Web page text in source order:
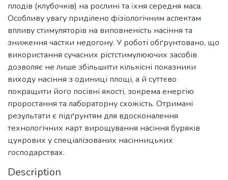
плодів (клубочків) на рослині та їхня середня маса.
Особливу увагу приділено фізіологічним аспектам
впливу стимуляторів на виповненість насіння та
зниження частки недогону. У роботі обґрунтовано, що
використання сучасних рістстимулюючих засобів
дозволяє не лише збільшити кількісні показники
виходу насіння з одиниці площі, а й суттєво
покращити його посівні якості, зокрема енергію
проростання та лабораторну схожість. Отримані
результати є підґрунтям для вдосконалення
технологічних карт вирощування насіння буряків
цукрових у спеціалізованих насінницьких
господарствах.
Description